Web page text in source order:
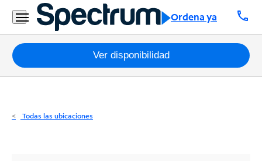
Ordena ya call
Residencial
Business
Paquetes
Internet
Ver disponibilidad
Todas las ubicaciones